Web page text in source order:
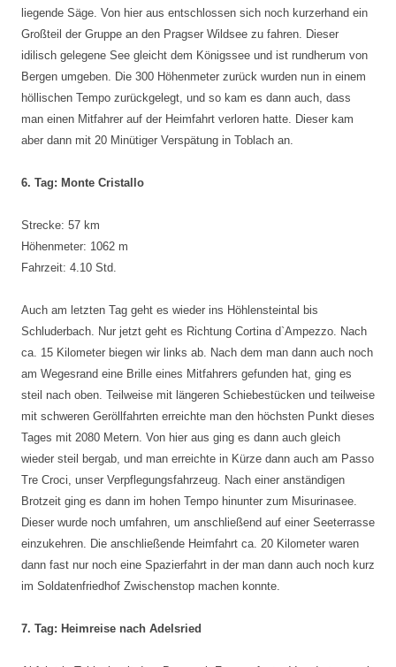
liegende Säge. Von hier aus entschlossen sich noch kurzerhand ein
Großteil der Gruppe an den Pragser Wildsee zu fahren. Dieser
idilisch gelegene See gleicht dem Königssee und ist rundherum von
Bergen umgeben. Die 300 Höhenmeter zurück wurden nun in einem
höllischen Tempo zurückgelegt, und so kam es dann auch, dass
man einen Mitfahrer auf der Heimfahrt verloren hatte. Dieser kam
aber dann mit 20 Minütiger Verspätung in Toblach an.
6. Tag: Monte Cristallo
Strecke: 57 km
Höhenmeter: 1062 m
Fahrzeit: 4.10 Std.
Auch am letzten Tag geht es wieder ins Höhlensteintal bis
Schluderbach. Nur jetzt geht es Richtung Cortina d`Ampezzo. Nach
ca. 15 Kilometer biegen wir links ab. Nach dem man dann auch noch
am Wegesrand eine Brille eines Mitfahrers gefunden hat, ging es
steil nach oben. Teilweise mit längeren Schiebestücken und teilweise
mit schweren Geröllfahrten erreichte man den höchsten Punkt dieses
Tages mit 2080 Metern. Von hier aus ging es dann auch gleich
wieder steil bergab, und man erreichte in Kürze dann auch am Passo
Tre Croci, unser Verpflegungsfahrzeug. Nach einer anständigen
Brotzeit ging es dann im hohen Tempo hinunter zum Misurinasee.
Dieser wurde noch umfahren, um anschließend auf einer Seeterrasse
einzukehren. Die anschließende Heimfahrt ca. 20 Kilometer waren
dann fast nur noch eine Spazierfahrt in der man dann auch noch kurz
im Soldatenfriedhof Zwischenstop machen konnte.
7. Tag: Heimreise nach Adelsried